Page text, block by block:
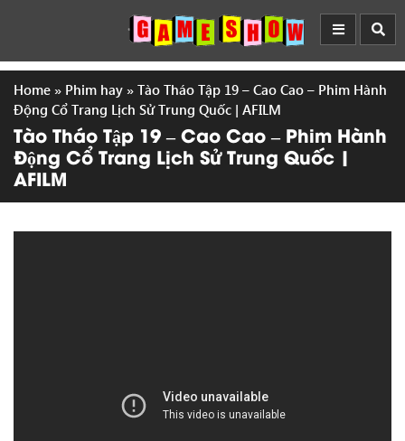
Home » Phim hay » Tào Tháo Tập 19 – Cao Cao – Phim Hành
Động Cổ Trang Lịch Sử Trung Quốc | AFILM
Tào Tháo Tập 19 – Cao Cao – Phim Hành
Động Cổ Trang Lịch Sử Trung Quốc |
AFILM